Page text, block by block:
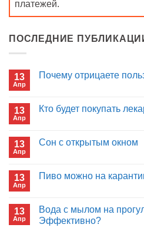
платежей.
ПОСЛЕДНИЕ
13
Апр
Почему отрицаете
Почему
13
Апр
Кто будет покупать
Кто
в
13
Апр
Сон с открытым окном
Сон
13
Апр
Пиво можно на
Пиво
можно
13
Апр
Вода с мылом на
Эффективно?